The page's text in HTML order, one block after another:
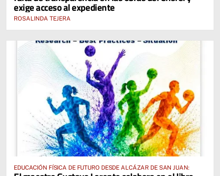
exige acceso al expediente
ROSALINDA TEJERA
EDUCACIÓN FÍSICA DE FUTURO DESDE ALCÁZAR DE SAN JUAN: